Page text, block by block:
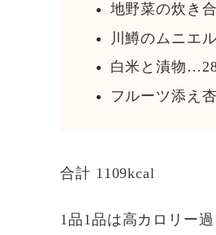
地野菜の炊き
川鱒のムニエ
白米と漬物
フルーツ添え
合計 1109kcal
1品1品は高カロリー